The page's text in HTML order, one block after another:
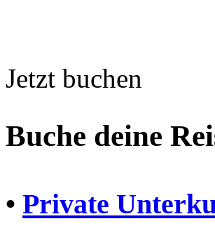
Jetzt buchen
Buche deine
• Private